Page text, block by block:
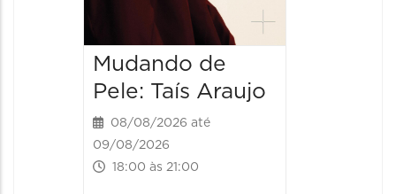
Mudando de
Pele: Taís Araujo
08/08/2026 até
09/08/2026
18:00 às 21:00